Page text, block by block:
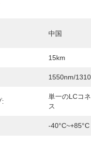
中国
15km
1550nm/
:
単一のLCコ
ス
-40°C~+85°C